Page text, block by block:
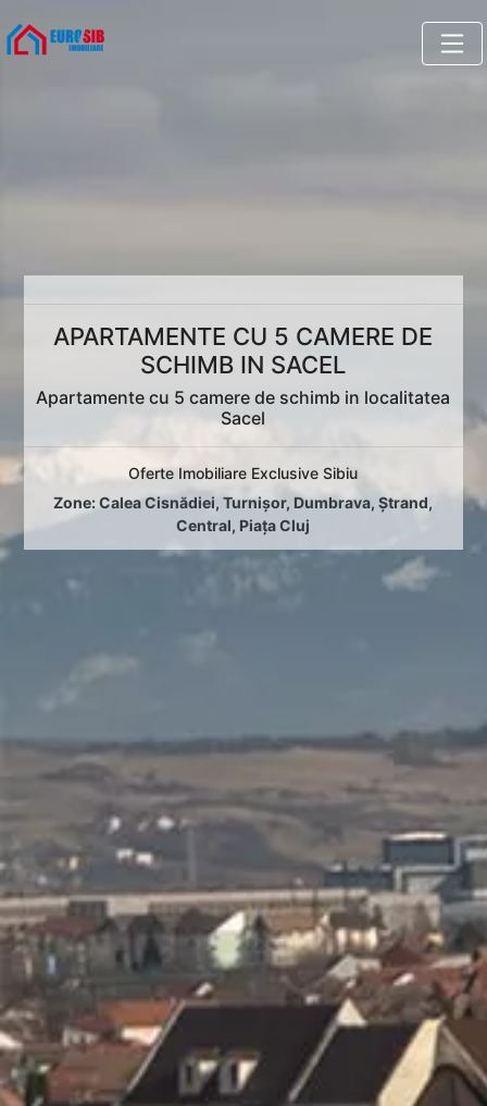
APARTAMENTE CU 5 CAMERE DE
SCHIMB IN SACEL
Apartamente cu 5 camere de schimb in localitatea
Sacel
Oferte Imobiliare Exclusive Sibiu
Zone:Calea Cisnădiei,Turnișor, Dumbrava,Ștrand,
Central, Piața Cluj